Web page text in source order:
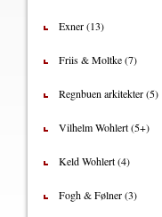
Exner (13)
Friis & Moltke (7)
Regnbuen arkitekter (5)
Vilhelm Wohlert (5+)
Keld Wohlert (4)
Fogh & Følner (3)